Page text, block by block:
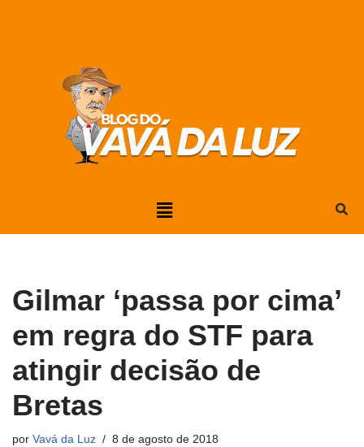
Gilmar ‘passa por cima’
em regra do STF para
atingir decisão de
Bretas
por Vavá da Luz 8 de agosto de 2018